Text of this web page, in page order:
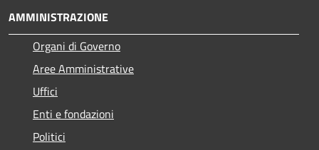
AMMINISTRAZIONE
Organi di Governo
Aree Amministrative
Uffici
Enti e fondazioni
Politici